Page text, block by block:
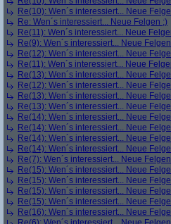
Re(10): Wen´s interessiert... Neue
Re: Wen´s interessiert... Neue Felgen ;)
Re(11): Wen´s interessiert... Neue
Re(9): Wen´s interessiert... Neue
Re(12): Wen´s interessiert... Neue
Re(11): Wen´s interessiert... Neue
Re(13): Wen´s interessiert... Neue
Re(12): Wen´s interessiert... Neue
Re(13): Wen´s interessiert... Neue
Re(13): Wen´s interessiert... Neue
Re(14): Wen´s interessiert... Neue
Re(14): Wen´s interessiert... Neue
Re(14): Wen´s interessiert... Neue
Re(14): Wen´s interessiert... Neue
Re(7): Wen´s interessiert... Neue
Re(15): Wen´s interessiert... Neue
Re(15): Wen´s interessiert... Neue
Re(15): Wen´s interessiert... Neue
Re(15): Wen´s interessiert... Neue
Re(16): Wen´s interessiert... Neue